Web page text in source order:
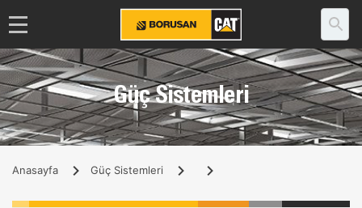
Güç Sistemleri
Anasayfa Güç Sistemleri